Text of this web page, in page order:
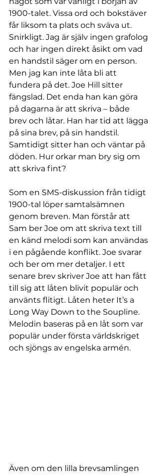
1900-talet. Vissa ord och bokstäver
får liksom ta plats och sväva ut.
Snirkligt. Jag är själv ingen grafolog
och har ingen direkt åsikt om vad
en handstil säger om en person.
Men jag kan inte låta bli att
fundera på det. Joe Hill sitter
fängslad. Det enda han kan göra
på dagarna är att skriva – både
brev och låtar. Han har tid att lägga
på sina brev, på sin handstil.
Samtidigt sitter han och väntar på
döden. Hur orkar man bry sig om
att skriva fint?
Som en SMS-diskussion från tidigt
1900-tal löper samtalsämnen
genom breven. Man förstår att
Sam ber Joe om att skriva text till
en känd melodi som kan användas
i en pågående konflikt. Joe svarar
och ber om mer detaljer. I ett
senare brev skriver Joe att han fått
till sig att låten blivit populär och
använts flitigt. Låten heter It’s a
Long Way Down to the Soupline.
Melodin baseras på en låt som var
populär under första världskriget
och sjöngs av engelska armén.
Även om den lilla brevsamlingen